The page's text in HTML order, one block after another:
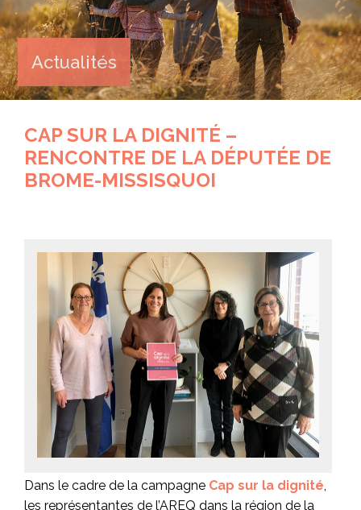
Actualités
CAP SUR LA DIGNITÉ –
RENCONTRE DE LA DÉPUTÉE DE
BROME-MISSISQUOI
Dans le cadre de la campagne Cap sur la dignité,
les représentantes de l’AREQ dans la région de la